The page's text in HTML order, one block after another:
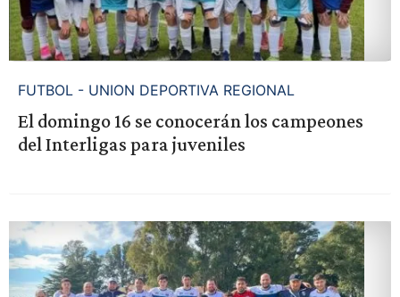
FUTBOL - UNION DEPORTIVA REGIONAL
El domingo 16 se conocerán los campeones
del Interligas para juveniles